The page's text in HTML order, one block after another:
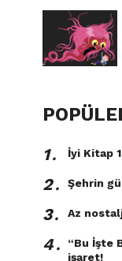
1․ İyi Kitap
2․ Şehrin
3․ Az
4․
“Bu İşte
işaret!